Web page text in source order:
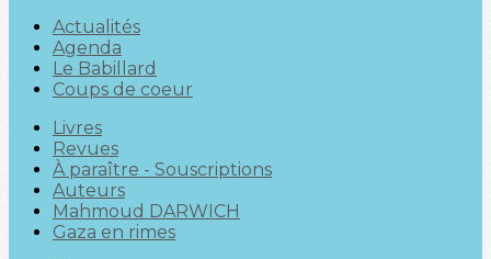
Actualités
Agenda
Le Babillard
Coups de coeur
Livres
Revues
À paraître - Souscriptions
Auteurs
Mahmoud DARWICH
Gaza en rimes